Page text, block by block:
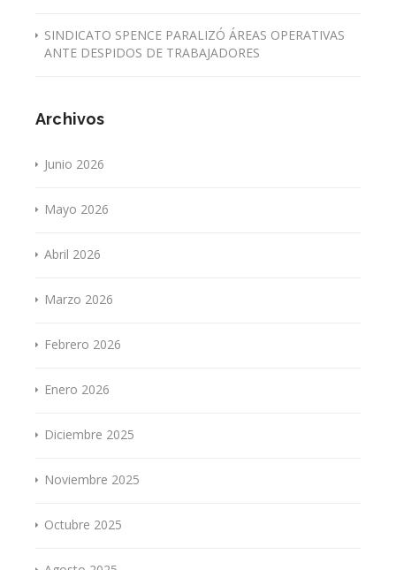
SINDICATO SPENCE PARALIZÓ ÁREAS OPERATIVAS
ANTE DESPIDOS DE TRABAJADORES
Archivos
Junio 2026
Mayo 2026
Abril 2026
Marzo 2026
Febrero 2026
Enero 2026
Diciembre 2025
Noviembre 2025
Octubre 2025